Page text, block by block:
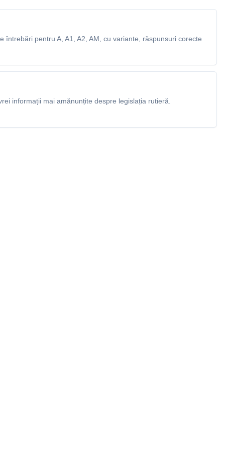
întrebări pentru A, A1, A2, AM, cu variante, răspunsuri corecte
informații mai amănunțite despre legislația rutieră.